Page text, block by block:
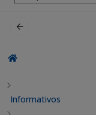
por:
Informativos